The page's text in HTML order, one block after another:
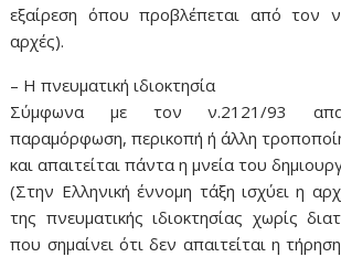
εξαίρεση όπου προβλέπεται από τον
αρχές).
– Η πνευματική ιδιοκτησία
Σύμφωνα με τον ν.2121/93
παραμόρφωση, περικοπή ή άλλη
και απαιτείται πάντα η μνεία του
(Στην Ελληνική έννομη τάξη ισχύει η
της πνευματικής ιδιοκτησίας χωρίς
που σημαίνει ότι δεν απαιτείται η